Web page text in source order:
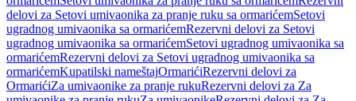
delovi za Setovi umivaonika za pranje ruku sa ormarićemSetovi
ugradnog umivaonika sa ormarićemRezervni delovi za Setovi
ugradnog umivaonika sa ormarićemSetovi ugradnog umivaonika sa
ormarićemRezervni delovi za Setovi ugradnog umivaonika sa
ormarićemKupatilski nameštajOrmarićiRezervni delovi za
OrmarićiZa umivaonike za pranje rukuRezervni delovi za Za